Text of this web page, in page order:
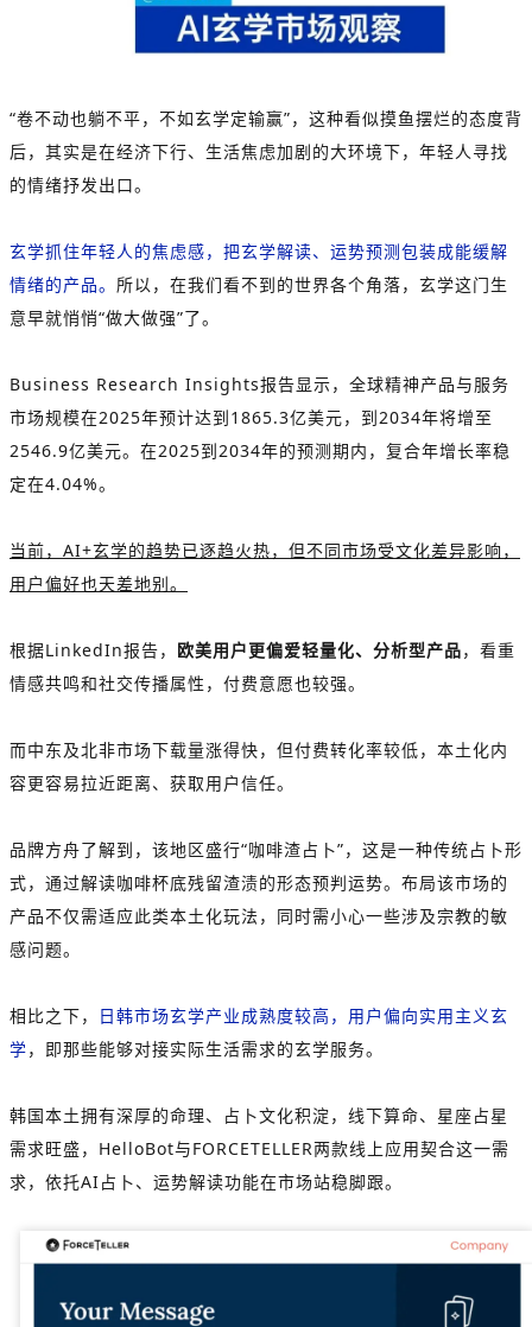
“卷不动也躺不平，不如玄学定输赢”，这种看似摸鱼摆烂的态度背
后，其实是在经济下行、生活焦虑加剧的大环境下，年轻人寻找
的情绪抒发出口。
玄学抓住年轻人的焦虑感，把玄学解读、运势预测包装成能缓解
情绪的产品。 所以，在我们看不到的世界各个角落，玄学这门生
意早就悄悄“做大做强”了。
Business Research Insights报告显示，全球精神产品与服务
市场规模在2025年预计达到1865.3亿美元，到2034年将增至
2546.9亿美元。在2025到2034年的预测期内，复合年增长率稳
定在4.04%。
当前，AI+玄学的趋势已逐趋火热，但不同市场受文化差异影响，
用户偏好也天差地别。
根据LinkedIn报告， 欧美用户更偏爱轻量化、分析型产品，看重
情感共鸣和社交传播属性，付费意愿也较强。
而中东及北非市场下载量涨得快，但付费转化率较低，本土化内
容更容易拉近距离、获取用户信任。
品牌方舟了解到，该地区盛行“咖啡渣占卜”，这是一种传统占卜形
式，通过解读咖啡杯底残留渣渍的形态预判运势。布局该市场的
产品不仅需适应此类本土化玩法，同时需小心一些涉及宗教的敏
感问题。
相比之下，
日韩市场玄学产业成熟度较高，用户偏向实用主义玄
学，即那些能够对接实际生活需求的玄学服务。
韩国本土拥有深厚的命理、占卜文化积淀，线下算命、星座占星
需求旺盛，HelloBot与FORCETELLER两款线上应用契合这一需
求，依托AI占卜、运势解读功能在市场站稳脚跟。